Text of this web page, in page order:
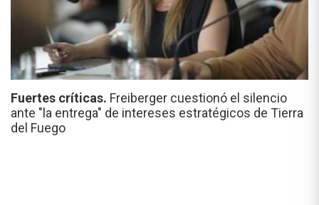
Fuertes críticas. Freiberger cuestionó el silencio
ante "la entrega" de intereses estratégicos de Tierra
del Fuego